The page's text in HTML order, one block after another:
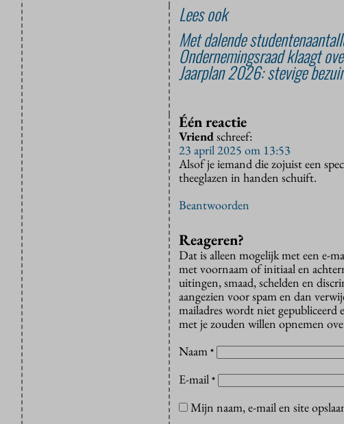
Lees ook
Met dalende
Ondernemingsraad klaagt
Jaarplan 2026: stevige
Één reactie
Vriendschreef:
23 april 2025 om 13:53
Alsof je iemand die zojuist een
theeglazen in handen schuift.
Beantwoorden
Reageren?
Dat is alleen mogelijk met een e-
met voornaam of initiaal en
uitingen, smaad, schelden en
aangezien voor spam en dan
mailadres wordt niet gepubliceerd
met je zouden willen opnemen
Naam *
E-mail *
Mijn naam, e-mail en site